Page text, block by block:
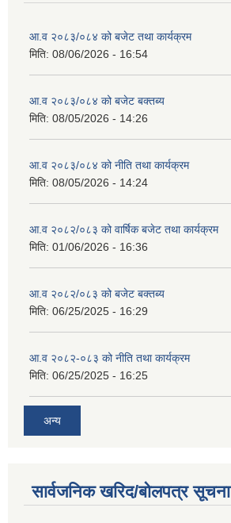
आ.व २०८३/०८४ को बजेट तथा कार्यक्रम
मिति: 08/06/2026 - 16:54
आ.व २०८३/०८४ को बजेट बक्तब्य
मिति: 08/05/2026 - 14:26
आ.व २०८३/०८४ को नीति तथा कार्यक्रम
मिति: 08/05/2026 - 14:24
आ.व २०८२/०८३ को वार्षिक बजेट तथा कार्यक्रम
मिति: 01/06/2026 - 16:36
आ.व २०८२/०८३ को बजेट बक्तब्य
मिति: 06/25/2025 - 16:29
आ.व २०८२-०८३ को नीति तथा कार्यक्रम
मिति: 06/25/2025 - 16:25
अन्य
सार्वजनिक खरिद/बोलपत्र सूचना